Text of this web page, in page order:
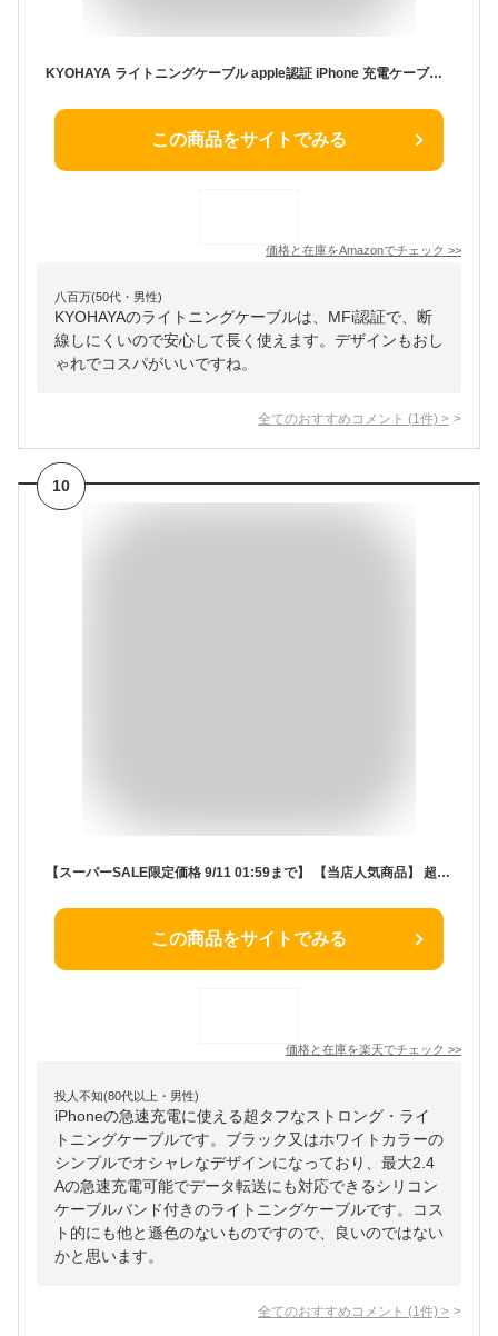
KYOHAYA ライトニングケーブル apple認証 iPhone 充電ケーブル MFi認証 急速 丈夫 ナイロン 強靭 断線 しにくい 急速充電 データ転送 iPhone 14/14Pro/13/13Pro/12/12mini/11/11Pro/XR/XS/X/8/7/SE対応 CONNECT GEAR TOUGH-1L (50cm, ホワイト)
この商品をサイトでみる
価格と在庫をAmazonでチェック >>
八百万(50代・男性)
KYOHAYAのライトニングケーブルは、MFi認証で、断
線しにくいので安心して長く使えます。デザインもおし
ゃれでコスパがいいですね。
全てのおすすめコメント (1 件) >
10
【スーパーSALE限定価格 9/11 01:59まで】 【当店人気商品】 超タフ ストロングケーブル iPhone USB Type-A to Lightning 2.4A 急速充電 データ転送 シリコンケーブルバンド付き 1.0m 2.0m MFi認証取得 3年保証 メール便送料無料 エコパッケージ【Web限定モデル】
この商品をサイトでみる
価格と在庫を楽天でチェック >>
投人不知(80代以上・男性)
iPhoneの急速充電に使える超タフなストロング・ライ
トニングケーブルです。ブラック又はホワイトカラーの
シンプルでオシャレなデザインになっており、最大2.4
Aの急速充電可能でデータ転送にも対応できるシリコン
ケーブルバンド付きのライトニングケーブルです。コス
ト的にも他と遜色のないものですので、良いのではない
かと思います。
全てのおすすめコメント (1 件) >